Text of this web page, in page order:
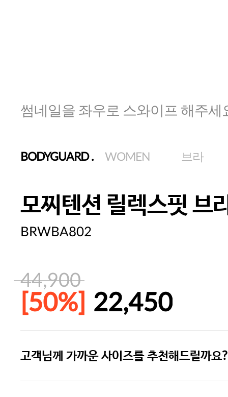
썸네일을 좌우로 스와이프 해주세
BODYGUARD. WOMEN 브라
모찌텐션 릴렉스핏 브
BRWBA802
44,900
[50%] 22,450
주말특가 20%(8.7~8.9)/5만원 이
고객님께 가까운 사이즈를 추천해드릴까요?